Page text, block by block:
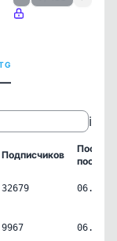
ℹ️
Подписчиков
пост
32679
9967